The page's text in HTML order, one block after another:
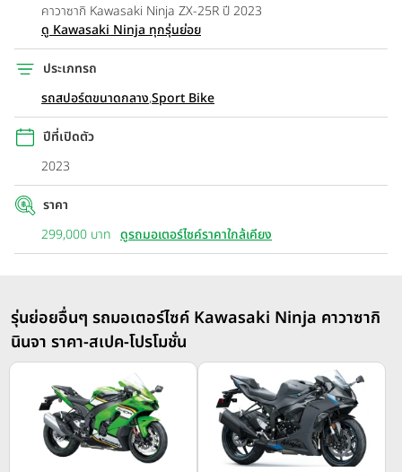
คาวาซากิ Kawasaki Ninja ZX-25R ปี 2023
ดู Kawasaki Ninja ทุกรุ่นย่อย
ประเภทรถ
รถสปอร์ตขนาดกลาง,Sport Bike
ปีที่เปิดตัว
2023
ราคา
299,000 บาท ดูรถมอเตอร์ไซค์ราคาใกล้เคียง
รุ่นย่อยอื่นๆ รถมอเตอร์ไซค์ Kawasaki Ninja คาวาซากิ
นินจา ราคา-สเปค-โปรโมชั่น